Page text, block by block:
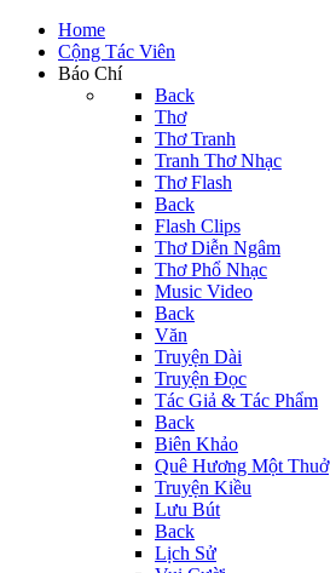
Home
Cộng Tác Viên
Báo Chí
Back
Thơ
Thơ Tranh
Tranh Thơ Nhạc
Thơ Flash
Back
Flash Clips
Thơ Diễn Ngâm
Thơ Phổ Nhạc
Music Video
Back
Văn
Truyện Dài
Truyện Đọc
Tác Giả & Tác Phẩm
Back
Biên Khảo
Quê Hương Một Thuở
Truyện Kiều
Lưu Bút
Back
Lịch Sử